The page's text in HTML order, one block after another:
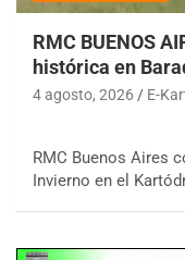
RMC BUENOS
histórica en
4 agosto, 2026 E-
RMC Buenos Aires
Invierno en el